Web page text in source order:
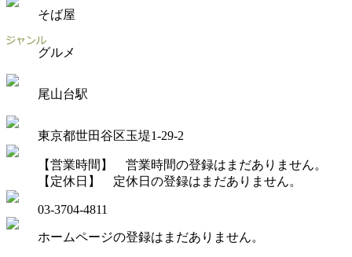
そば屋
グルメ
尾山台駅
東京都世田谷区玉堤1-29-2
【営業時間】 営業時間の登録はまだありません。
【定休日】 定休日の登録はまだありません。
03-3704-4811
ホームページの登録はまだありません。